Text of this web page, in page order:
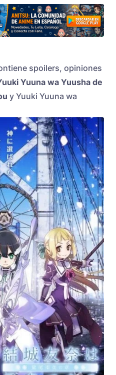
spoilers, opiniones
Yuuna wa Yuusha de
y Yuuki Yuuna wa